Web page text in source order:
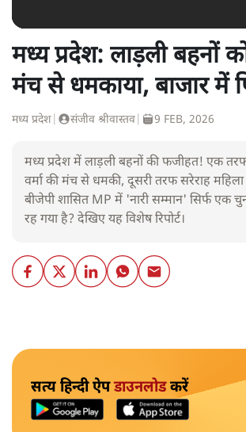
मध्य प्रदेश: लाड़ली बहनों
मंच से धमकाया, बाजार में
मध्य प्रदेश संजीव श्रीवास्तव 9 FEB, 2026
मध्य प्रदेश में लाड़ली बहनों की फजीहत! एक
वर्मा की मंच से धमकी, दूसरी तरफ सरेराह महिला
बीजेपी शासित MP में 'नारी सम्मान' सिर्फ एक
रह गया है? देखिए यह विशेष रिपोर्ट।
सत्य हिन्दी ऐपडाउनलोडकरें